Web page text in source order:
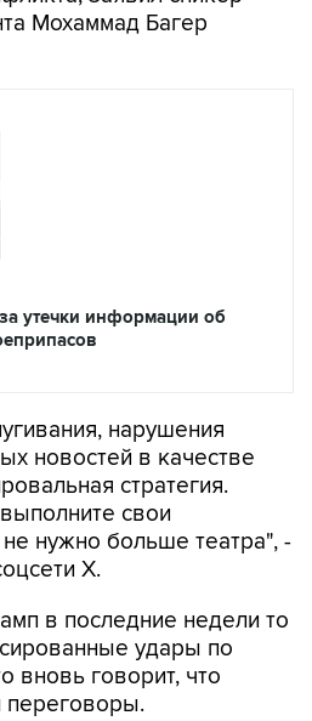
Мохаммад Багер
утечки информации об
нарушения
новостей в качестве
стратегия.
свои
нужно больше театра", -
X.
в последние недели то
удары по
вновь говорит, что
переговоры.